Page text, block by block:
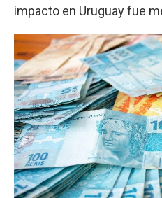
impacto en Uruguay fue